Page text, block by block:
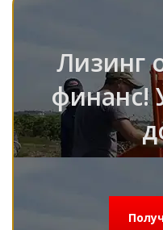
Лизинг
финанс!